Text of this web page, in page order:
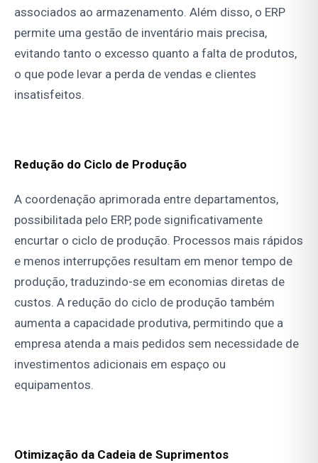
associados ao armazenamento. Além disso, o ERP
permite uma gestão de inventário mais precisa,
evitando tanto o excesso quanto a falta de produtos,
o que pode levar a perda de vendas e clientes
insatisfeitos.
Redução do Ciclo de Produção
A coordenação aprimorada entre departamentos,
possibilitada pelo ERP, pode significativamente
encurtar o ciclo de produção. Processos mais rápidos
e menos interrupções resultam em menor tempo de
produção, traduzindo-se em economias diretas de
custos. A redução do ciclo de produção também
aumenta a capacidade produtiva, permitindo que a
empresa atenda a mais pedidos sem necessidade de
investimentos adicionais em espaço ou
equipamentos.
Otimização da Cadeia de Suprimentos